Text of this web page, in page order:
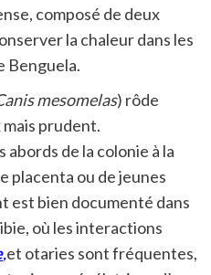
composé de deux
la chaleur dans les
Benguela.
mesomelas) rôde
prudent.
de la colonie à la
placenta ou de jeunes
est bien documenté dans
où les interactions
,et otaries sont fréquentes,